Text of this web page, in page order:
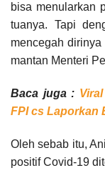
bisa menularkan
tuanya. Tapi
mencegah
mantan Menteri
Baca juga :
FPI cs Laporkan
Oleh sebab itu,
positif Covid-19